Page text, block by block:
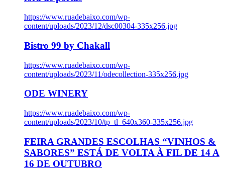
https://www.ruadebaixo.com/wp-
content/uploads/2023/12/dsc00304-335x256.jpg
Bistro 99 by Chakall
https://www.ruadebaixo.com/wp-
content/uploads/2023/11/odecollection-335x256.jpg
ODE WINERY
https://www.ruadebaixo.com/wp-
content/uploads/2023/10/tp_tl_640x360-335x256.jpg
FEIRA GRANDES ESCOLHAS “VINHOS &
SABORES” ESTÁ DE VOLTA À FIL DE 14 A
16 DE OUTUBRO